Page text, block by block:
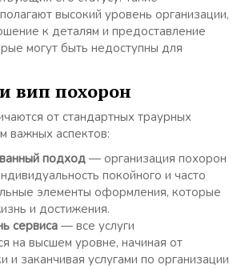
высокий уровень организации,
к деталям и предоставление
могут быть недоступны для
вип похорон
от стандартных траурных
важных аспектов:
подход — организация похорон
покойного и часто
элементы оформления, которые
и достижения.
сервиса — все услуги
на высшем уровне, начиная от
и заканчивая услугами по организации